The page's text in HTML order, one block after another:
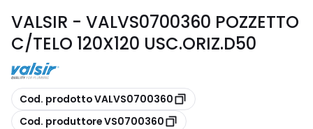
VALSIR - VALVS0700360 POZZETTO
C/TELO 120X120 USC.ORIZ.D50
copia
Cod. prodotto VALVS0700360
copia
Cod. produttore VS0700360